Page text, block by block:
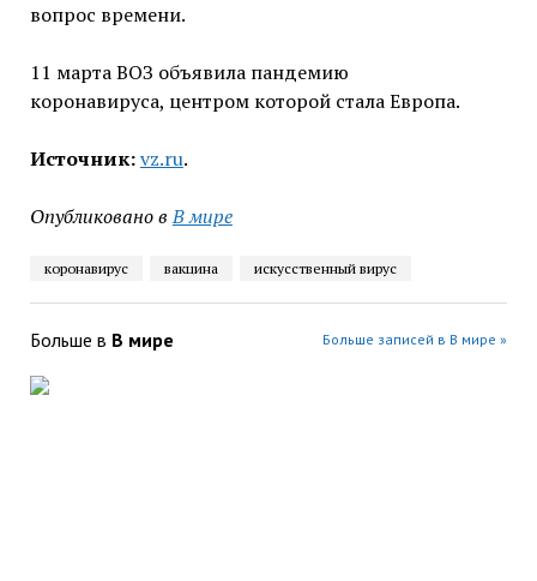
вопрос времени.
11 марта ВОЗ объявила пандемию
коронавируса, центром которой стала Европа.
Источник:vz.ru.
Опубликовано в В мире
коронавирус вакцина искусственный вирус
Больше в В мире Больше записей в В мире »